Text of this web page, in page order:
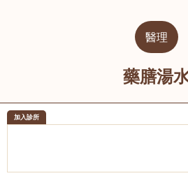
醫理
藥膳湯
加入診所